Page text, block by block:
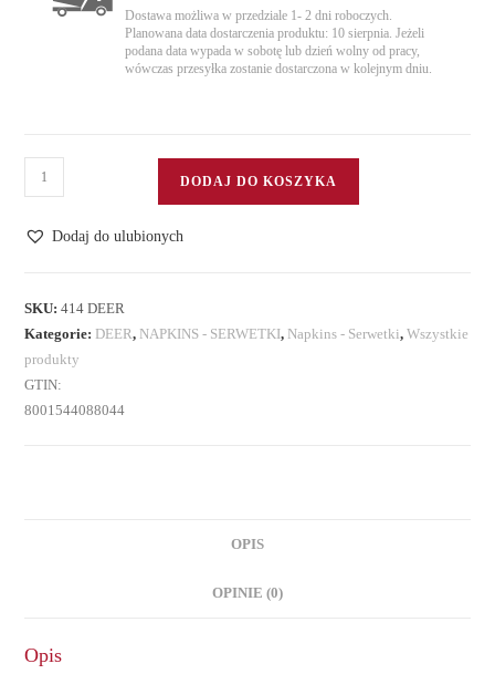
Dostawa możliwa w przedziale 1- 2 dni roboczych.
Planowana data dostarczenia produktu: 10 sierpnia. Jeżeli
podana data wypada w sobotę lub dzień wolny od pracy,
wówczas przesyłka zostanie dostarczona w kolejnym dniu.
ilość
Serwetki
20
warstw.
DODAJ DO KOSZYKA
Dodaj do ulubionych
SKU:414 DEER
Kategorie: DEER, NAPKINS - SERWETKI, Napkins - Serwetki,Wszystkie
produkty
GTIN:
8001544088044
OPIS
OPINIE (0)
Opis